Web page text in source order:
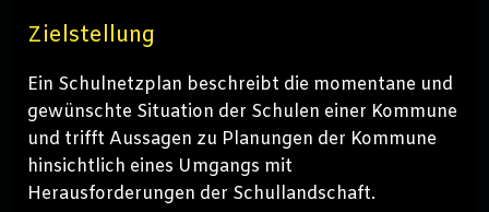
Zielstellung
Ein Schulnetzplan beschreibt die momentane und
gewünschte Situation der Schulen einer Kommune
und trifft Aussagen zu Planungen der Kommune
hinsichtlich eines Umgangs mit
Herausforderungen der Schullandschaft.